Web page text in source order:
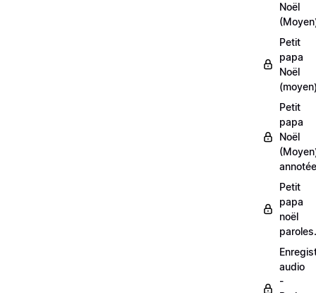
Noël
Petit
papa
Noël
Petit
papa
Noël
Petit
papa
noël
audio
-